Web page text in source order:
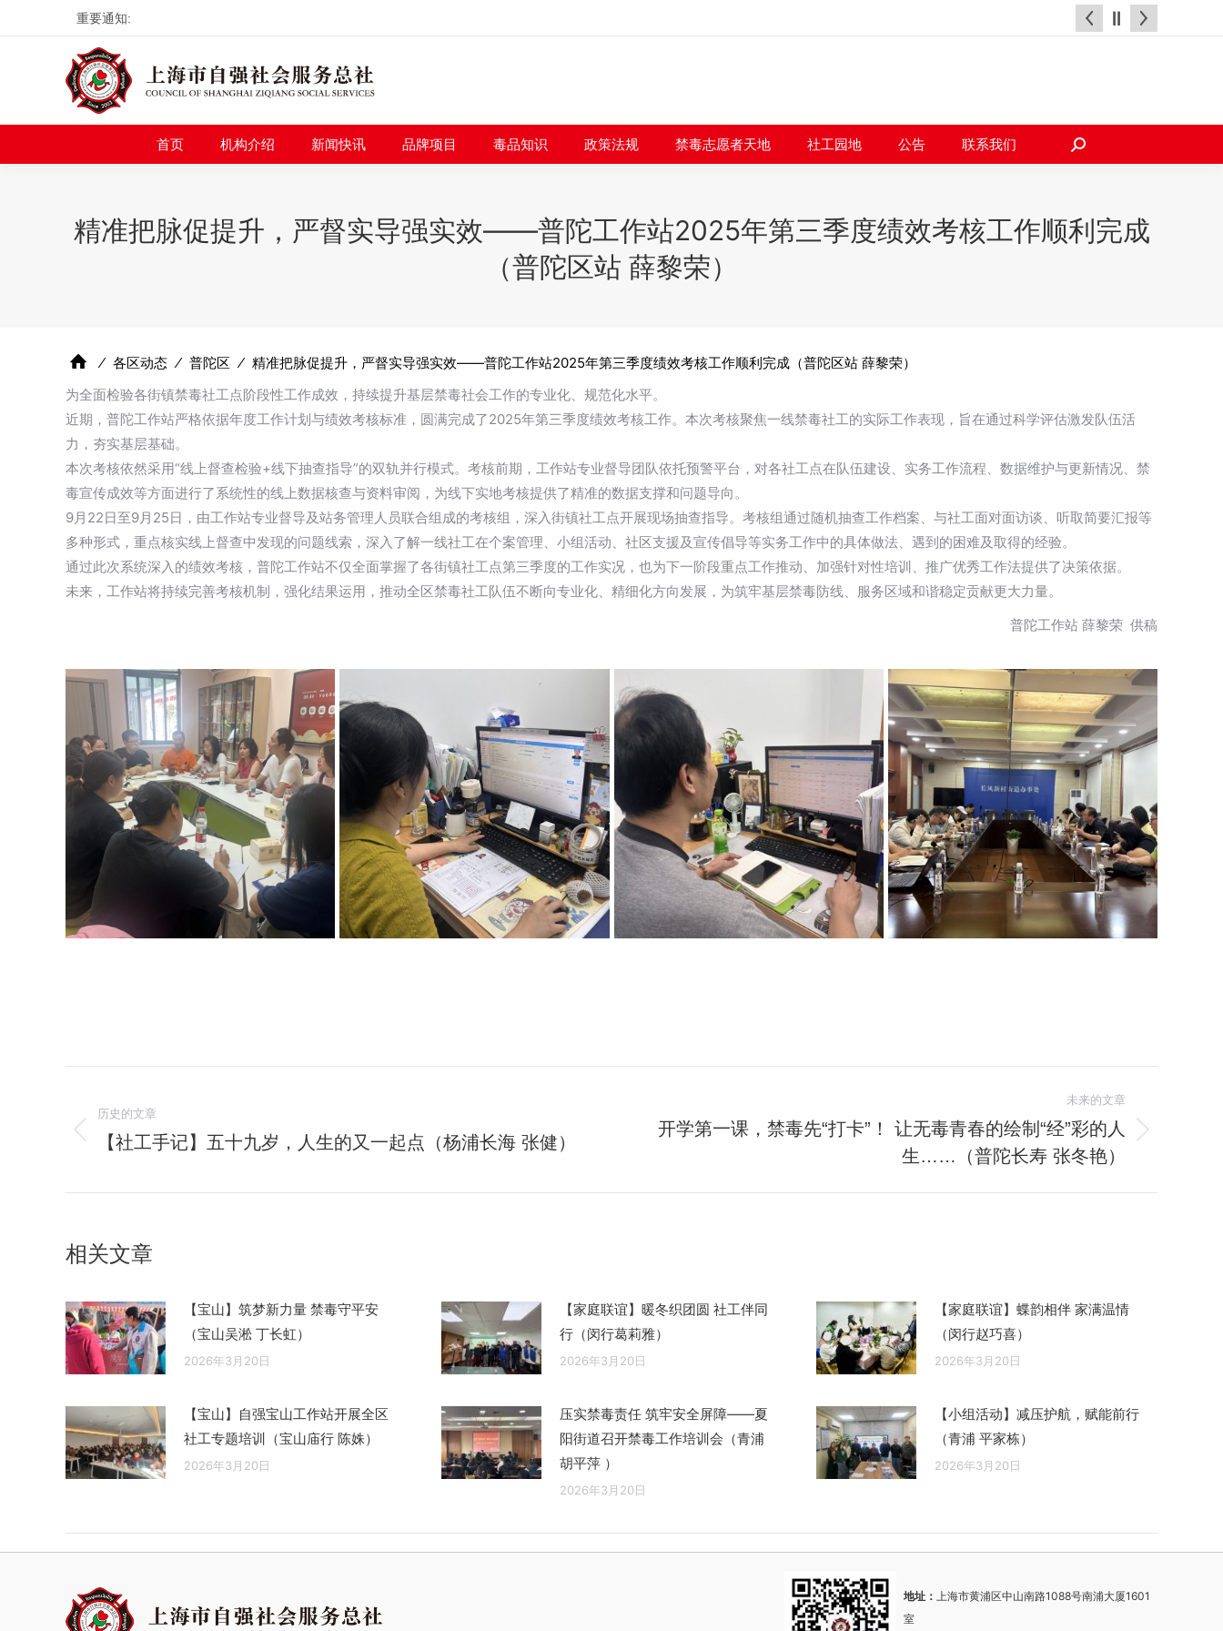
重要通知:
首页 机构介绍 新闻快讯 品牌项目 毒品知识 政策法规 禁毒志愿者天地 社工园地 公告 联系我们
搜
精准把脉促提升，严督实导强实效——普陀工作站2025年第三季度绩效考核工作顺利完成
（普陀区站 薛黎荣）
⁄ 各区动态 ⁄ 普陀区 ⁄ 精准把脉促提升，严督实导强实效——普陀工作站2025年第三季度绩效考核工作顺利完成（普陀区站 薛黎荣）
为全面检验各街镇禁毒社工点阶段性工作成效，持续提升基层禁毒社会工作的专业化、规范化水平。
近期，普陀工作站严格依据年度工作计划与绩效考核标准，圆满完成了2025年第三季度绩效考核工作。本次考核聚焦一线禁毒社工的实际工作表现，旨在通过科学评估激发队伍活
力，夯实基层基础。
本次考核依然采用“线上督查检验+线下抽查指导”的双轨并行模式。考核前期，工作站专业督导团队依托预警平台，对各社工点在队伍建设、实务工作流程、数据维护与更新情况、禁
毒宣传成效等方面进行了系统性的线上数据核查与资料审阅，为线下实地考核提供了精准的数据支撑和问题导向。
9月22日至9月25日，由工作站专业督导及站务管理人员联合组成的考核组，深入街镇社工点开展现场抽查指导。考核组通过随机抽查工作档案、与社工面对面访谈、听取简要汇报等
多种形式，重点核实线上督查中发现的问题线索，深入了解一线社工在个案管理、小组活动、社区支援及宣传倡导等实务工作中的具体做法、遇到的困难及取得的经验。
通过此次系统深入的绩效考核，普陀工作站不仅全面掌握了各街镇社工点第三季度的工作实况，也为下一阶段重点工作推动、加强针对性培训、推广优秀工作法提供了决策依据。
未来，工作站将持续完善考核机制，强化结果运用，推动全区禁毒社工队伍不断向专业化、精细化方向发展，为筑牢基层禁毒防线、服务区域和谐稳定贡献更大力量。
普陀工作站 薛黎荣 供稿
章
航
历史的文章
历
的
章：
【社工手记】五十九岁，人生的又一起点（杨浦长海 张健）
未来的文章
的
开学第一课，禁毒先“打卡”！ 让无毒青春的绘制“经”彩的人
生……（普陀长寿 张冬艳）
相关文章
【宝山】筑梦新力量 禁毒守平安
（宝山吴淞 丁长虹）
2026年3月20日
【家庭联谊】暖冬织团圆 社工伴同
行（闵行葛莉雅）
2026年3月20日
【家庭联谊】蝶韵相伴 家满温情
（闵行赵巧喜）
2026年3月20日
【宝山】自强宝山工作站开展全区
社工专题培训（宝山庙行 陈姝）
2026年3月20日
压实禁毒责任 筑牢安全屏障——夏
阳街道召开禁毒工作培训会（青浦
胡平萍 ）
2026年3月20日
【小组活动】减压护航，赋能前行
（青浦 平家栋）
2026年3月20日
地址：上海市黄浦区中山南路1088号南浦大厦1601
室
首页 机构介绍 新闻快讯 品牌项目 毒品知识 政策法规 禁毒志愿者天地 社工园地 公告 联系我们
搜